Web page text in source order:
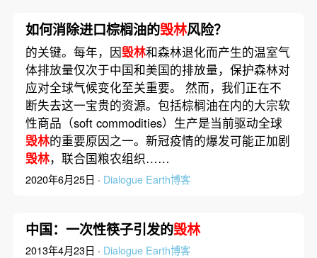
如何消除进口棕榈油的毁林风险？
的关键。每年，因毁林和森林退化而产生的温室气
体排放量仅次于中国和美国的排放量，保护森林对
应对全球气候变化至关重要。 然而，我们正在不
断失去这一宝贵的资源。包括棕榈油在内的大宗软
性商品（soft commodities）生产是当前驱动全球
毁林的重要原因之一。新冠疫情的爆发可能正加剧
毁林，联合国粮农组织……
2020年6月25日 · Dialogue Earth博客
中国：一次性筷子引发的毁林
2013年4月23日 · Dialogue Earth博客